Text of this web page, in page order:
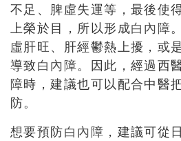
不足、脾虛失運等，最後使
上榮於目，所以形成白內障
虛肝旺、肝經鬱熱上擾，或
導致白內障。因此，經過西
障時，建議也可以配合中醫
防。
想要預防白內障 ，建議可從